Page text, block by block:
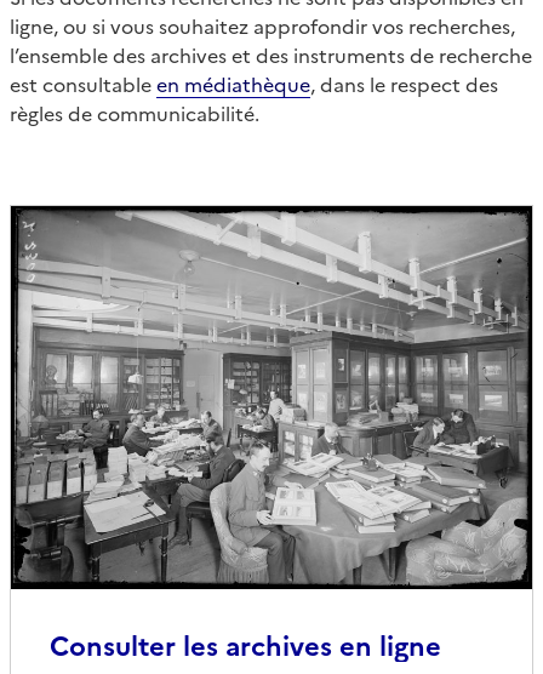
ligne, ou si vous souhaitez approfondir vos recherches,
l’ensemble des archives et des instruments de recherche
est consultableen médiathèque, dans le respect des
règles de communicabilité.
Consulter les archives en ligne